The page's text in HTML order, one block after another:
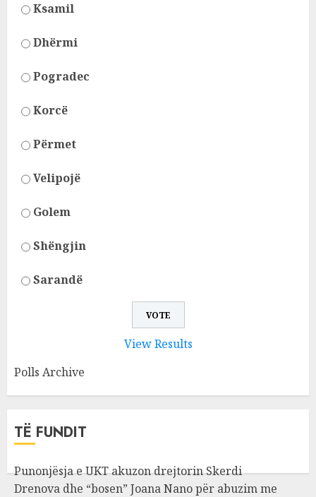
Ksamil
Dhërmi
Pogradec
Korcë
Përmet
Velipojë
Golem
Shëngjin
Sarandë
View Results
Polls Archive
TË FUNDIT
Punonjësja e UKT akuzon drejtorin Skerdi
Drenova dhe “bosen” Joana Nano për abuzim me